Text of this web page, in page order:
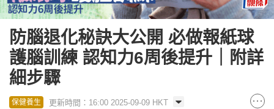
防腦退化秘訣大公開 必做報紙球
護腦訓練 認知力6周後提升｜附詳
細步驟
保健養生 更新時間：16:00 2025-09-09 HKT